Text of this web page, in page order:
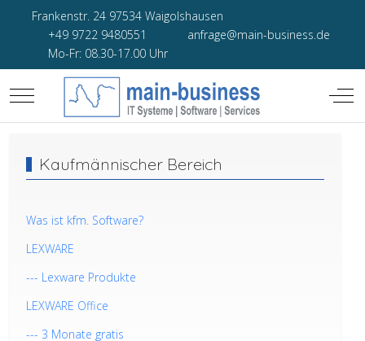
Frankenstr. 24 97534 Waigolshausen
+49 9722 9480551
anfrage@main-business.de
Mo-Fr: 08.30-17.00 Uhr
Mobile Menu Toggle Off-
Kaufmännischer Bereich
Was ist kfm. Software?
LEXWARE
--- Lexware Produkte
LEXWARE Office
--- 3 Monate gratis